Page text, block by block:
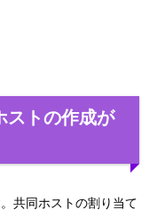
ストの作成が
共同ホストの割り当て